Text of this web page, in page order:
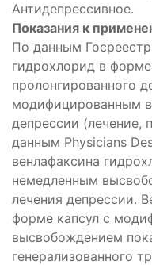
Антидепрессивное.
Показания к
По данным
гидрохлорид в
пролонгированного
модифицированным
депрессии (лечение,
данным Physicians
венлафаксина
немедленным
лечения депрессии.
форме капсул с
высвобождением
генерализованного